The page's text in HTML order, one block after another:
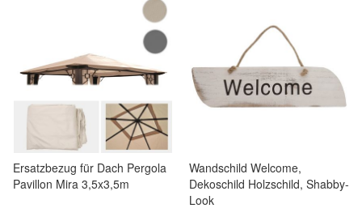
Ersatzbezug für Dach Pergola
Pavillon Mira 3,5x3,5m
Wandschild Welcome,
Dekoschild Holzschild, Shabby-
Look